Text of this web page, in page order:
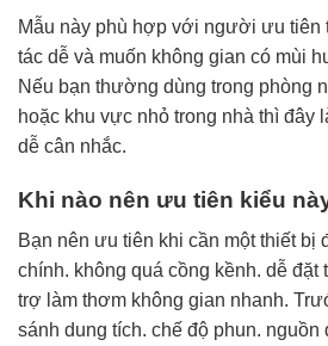
Mẫu này phù hợp với người ưu tiên
tác dễ và muốn không gian có mùi
Nếu bạn thường dùng trong phòng
hoặc khu vực nhỏ trong nhà thì đây
dễ cân nhắc.
Khi nào nên ưu tiên kiểu
Bạn nên ưu tiên khi cần một thiết bị
chính. không quá cồng kềnh. dễ đặt
trợ làm thơm không gian nhanh.
sánh dung tích. chế độ phun. nguồn